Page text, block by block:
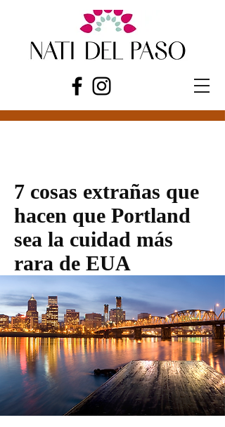
7 cosas extrañas que
hacen que Portland
sea la cuidad más
rara de EUA